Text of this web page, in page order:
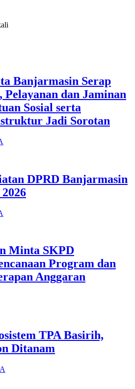
Banjarmasin Serap
dan Jaminan
Sosial serta
Jadi Sorotan
DPRD Banjarmasin
Minta SKPD
Program dan
Anggaran
TPA Basirih,
Ditanam